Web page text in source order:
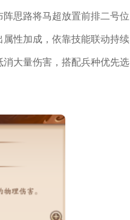
思路将马超放置前排二号位
性加成，依靠技能联动持续
大量伤害，搭配兵种优先选